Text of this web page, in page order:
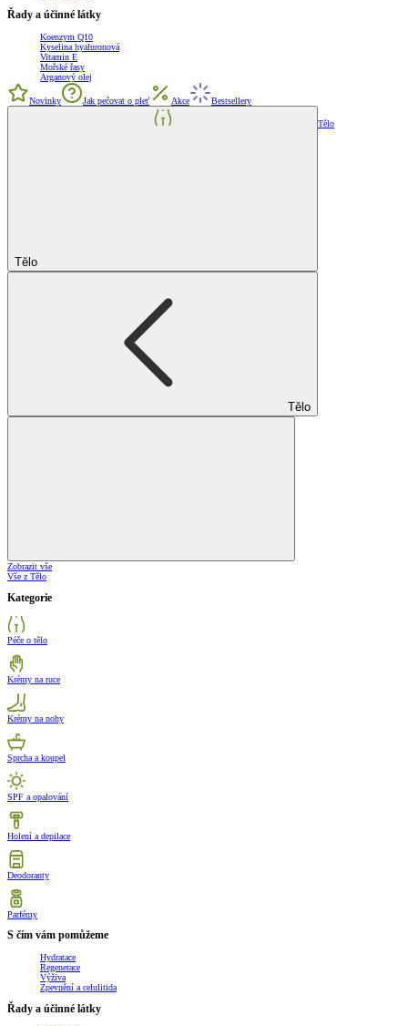
Řady a účinné látky
Koenzym Q10
Kyselina hyaluronová
Vitamin E
Mořské řasy
Arganový olej
Novinky Jak pečovat o pleť Akce Bestsellery
Tělo
Tělo
Tělo
Zobrazit vše
Vše z Tělo
Kategorie
Péče o tělo
Krémy na ruce
Krémy na nohy
Sprcha a koupel
SPF a opalování
Holení a depilace
Deodoranty
Parfémy
S čím vám pomůžeme
Hydratace
Regenerace
Výživa
Zpevnění a celulitida
Řady a účinné látky